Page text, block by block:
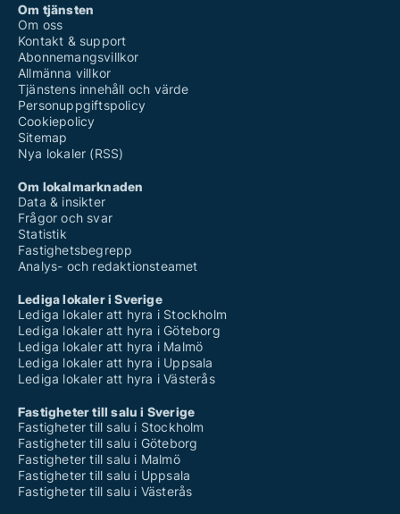
Om tjänsten
Om oss
Kontakt & support
Abonnemangsvillkor
Allmänna villkor
Tjänstens innehåll och värde
Personuppgiftspolicy
Cookiepolicy
Sitemap
Nya lokaler (RSS)
Om lokalmarknaden
Data & insikter
Frågor och svar
Statistik
Fastighetsbegrepp
Analys- och redaktionsteamet
Lediga lokaler i Sverige
Lediga lokaler att hyra i Stockholm
Lediga lokaler att hyra i Göteborg
Lediga lokaler att hyra i Malmö
Lediga lokaler att hyra i Uppsala
Lediga lokaler att hyra i Västerås
Fastigheter till salu i Sverige
Fastigheter till salu i Stockholm
Fastigheter till salu i Göteborg
Fastigheter till salu i Malmö
Fastigheter till salu i Uppsala
Fastigheter till salu i Västerås